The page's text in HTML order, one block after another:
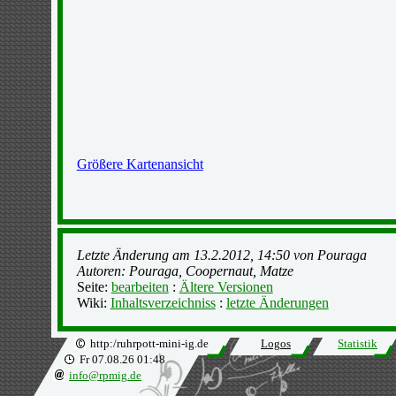
Größere Kartenansicht
Letzte Änderung am 13.2.2012, 14:50 von Pouraga
Autoren: Pouraga, Coopernaut, Matze
Seite: bearbeiten : Ältere Versionen
Wiki: Inhaltsverzeichniss: letzte Änderungen
http:/ruhrpott-mini-ig.de Logos Statistik
Fr 07.08.26 01:48
info@rpmig.de